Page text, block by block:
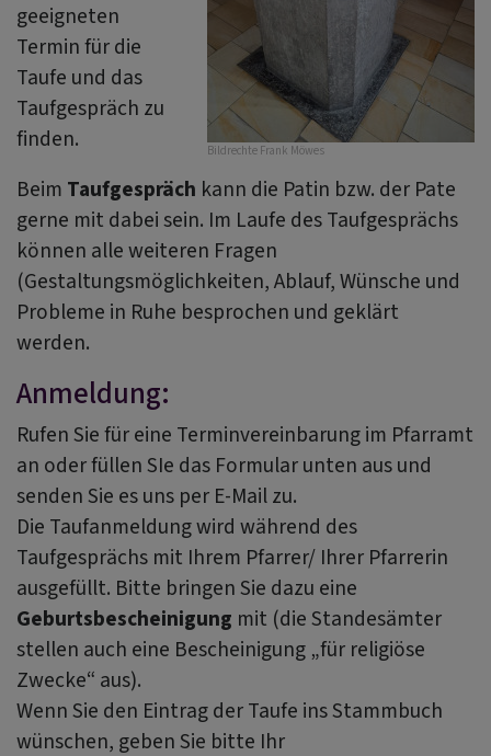
Bildrechte Frank Möwes
geeigneten
Termin für die
Taufe und das
Taufgespräch zu
finden.
Beim Taufgespräch kann die Patin bzw. der Pate
gerne mit dabei sein. Im Laufe des Taufgesprächs
können alle weiteren Fragen
(Gestaltungsmöglichkeiten, Ablauf, Wünsche und
Probleme in Ruhe besprochen und geklärt
werden.
Anmeldung:
Rufen Sie für eine Terminvereinbarung im Pfarramt
an oder füllen SIe das Formular unten aus und
senden Sie es uns per E-Mail zu.
Die Taufanmeldung wird während des
Taufgesprächs mit Ihrem Pfarrer/ Ihrer Pfarrerin
ausgefüllt. Bitte bringen Sie dazu eine
Geburtsbescheinigung mit (die Standesämter
stellen auch eine Bescheinigung „für religiöse
Zwecke“ aus).
Wenn Sie den Eintrag der Taufe ins Stammbuch
wünschen, geben Sie bitte Ihr